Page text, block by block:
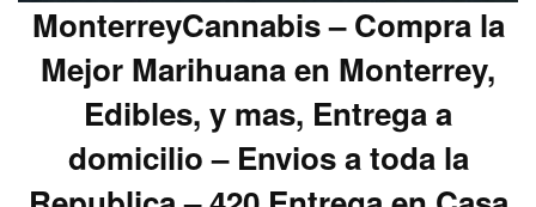
MonterreyCannabis – Compra la
Mejor Marihuana en Monterrey,
Edibles, y mas, Entrega a
domicilio – Envios a toda la